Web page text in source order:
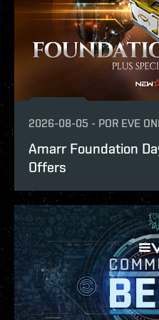
2026-08-05 - POR EVE
Amarr Foundation
Offers